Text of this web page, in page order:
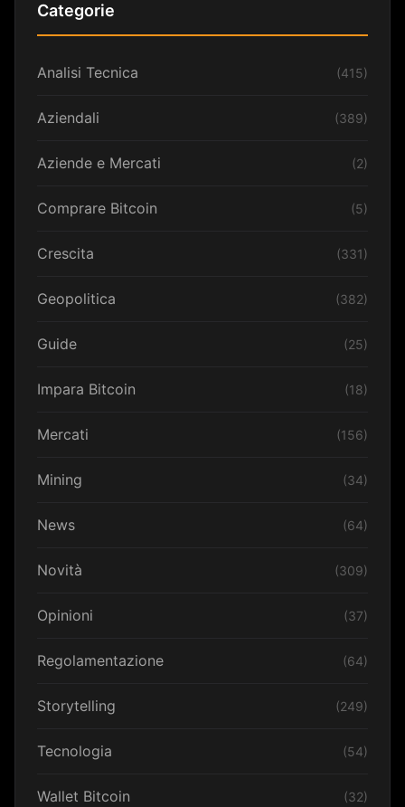
Categorie
Analisi Tecnica (415)
Aziendali (389)
Aziende e Mercati (2)
Comprare Bitcoin (5)
Crescita (331)
Geopolitica (382)
Guide (25)
Impara Bitcoin (18)
Mercati (156)
Mining (34)
News (64)
Novità (309)
Opinioni (37)
Regolamentazione (64)
Storytelling (249)
Tecnologia (54)
Wallet Bitcoin (32)